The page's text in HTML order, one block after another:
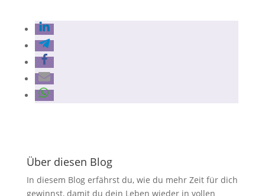
Über diesen Blog
In diesem Blog erfährst du, wie du mehr Zeit für dich
gewinnst, damit du dein Leben wieder in vollen